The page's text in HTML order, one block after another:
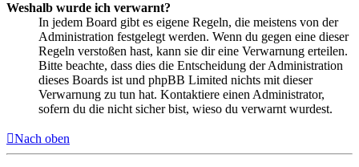
Weshalb wurde ich verwarnt?
In jedem Board gibt es eigene Regeln, die meistens von der
Administration festgelegt werden. Wenn du gegen eine dieser
Regeln verstoßen hast, kann sie dir eine Verwarnung erteilen.
Bitte beachte, dass dies die Entscheidung der Administration
dieses Boards ist und phpBB Limited nichts mit dieser
Verwarnung zu tun hat. Kontaktiere einen Administrator,
sofern du die nicht sicher bist, wieso du verwarnt wurdest.
Nach oben